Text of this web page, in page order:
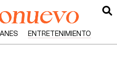
ENTRETENIMIENTO